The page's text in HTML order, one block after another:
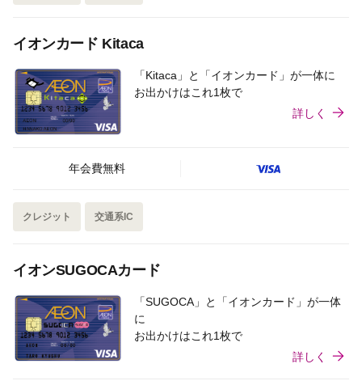
イオンカード Kitaca
「Kitaca」と「イオンカード」が一体に
お出かけはこれ1枚で
詳しく
年会費無料
クレジット 交通系IC
イオンSUGOCAカード
「SUGOCA」と「イオンカード」が一体
に
お出かけはこれ1枚で
詳しく